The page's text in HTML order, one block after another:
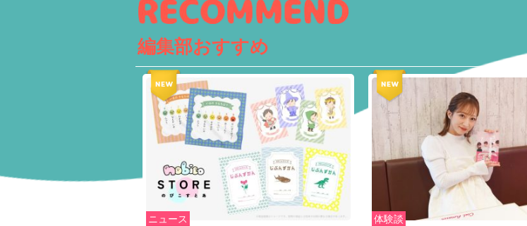
編集部おすすめ
ニュース 体験談